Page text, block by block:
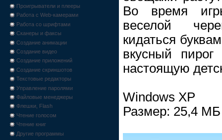
Проигрыватели и плееры
Работа с Web-камерами
Работа со шрифтами
Сканеры и факсы
Создание анимации
Создание видео
Создание приложений
Создание скриншотов
Текстовые редакторы
Управление паролями
Файловые менеджеры
Флешки, Flash
Чтение голосом
Чтение книг
Другие программы
Во время
веселой
кидаться
вкусный
настоящую
Windows XP
Размер: 25,4 МБ